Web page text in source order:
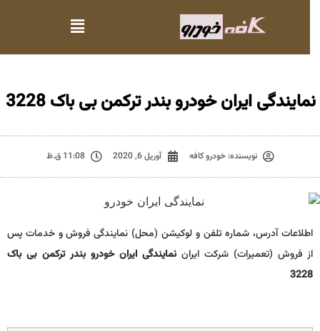
نمایندگی ایران خودرو بندر ترکمن بی باک 3228
نویسنده:خودرو کافه آوریل 6, 2020 11:08 ق.ظ
اطلاعات آدرس، شماره تلفن و لوکیشن (محل) نمایندگی فروش و خدمات پس
از فروش (تعمیرات) شرکت ایران نمایندگی ایران خودرو بندر ترکمن بی باک
3228